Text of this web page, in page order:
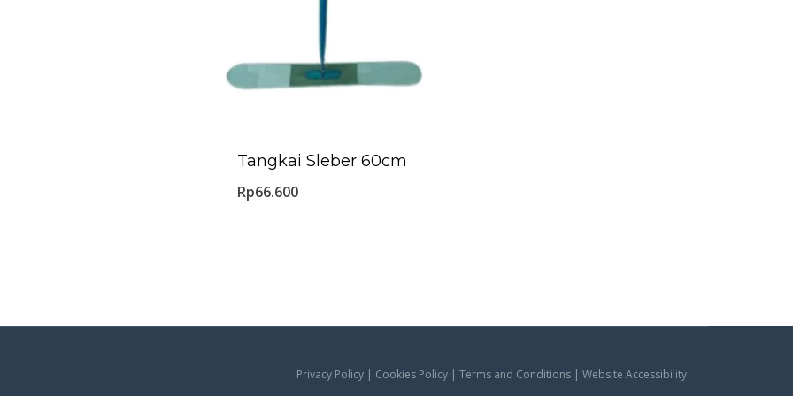
Tangkai Sleber 60cm
Rp66.600
Privacy Policy | Cookies Policy | Terms and Conditions | Website Accessibility